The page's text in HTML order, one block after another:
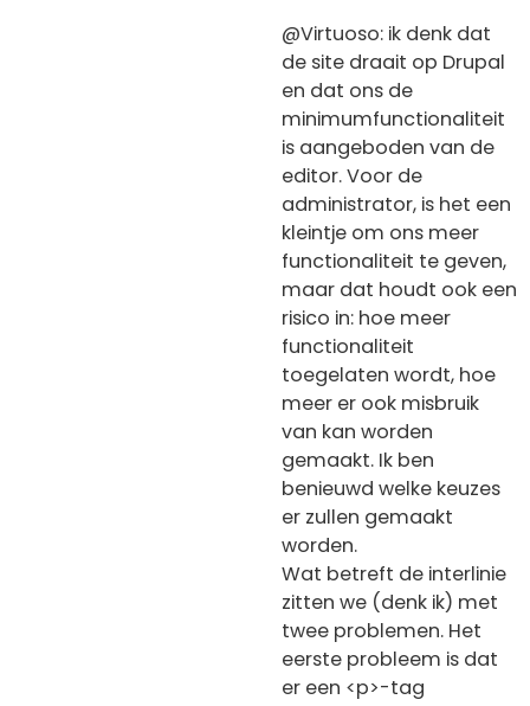
@Virtuoso: ik denk dat
de site draait op Drupal
en dat ons de
minimumfunctionaliteit
is aangeboden van de
editor. Voor de
administrator, is het een
kleintje om ons meer
functionaliteit te geven,
maar dat houdt ook een
risico in: hoe meer
functionaliteit
toegelaten wordt, hoe
meer er ook misbruik
van kan worden
gemaakt. Ik ben
benieuwd welke keuzes
er zullen gemaakt
worden.
Wat betreft de interlinie
zitten we (denk ik) met
twee problemen. Het
eerste probleem is dat
er een <p>-tag